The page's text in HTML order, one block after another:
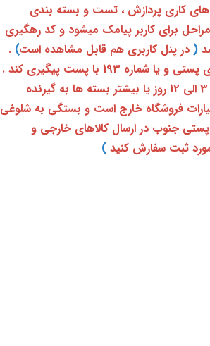
های کاری پردازش ، تست و بسته بندی
برای کاربر پیامک میشود و کد رهگیری
( در پنل کاربری هم قابل مشاهده است)
.
بعد از آن کاربر فقط باید از طریق سامانه رهگیری پستی و یا شماره 193 با پست پیگیری کند .
بعد از دریافت کدرهگیری 24 رقمی معمولا بین 3 الی 12 روز یا بیشتر بسته ها به گیرنده
فروشگاه خارج است و بستگی به شلوغی
جنوب در ارسال کالاهای خارجی و
ثبت سفارش کنید )